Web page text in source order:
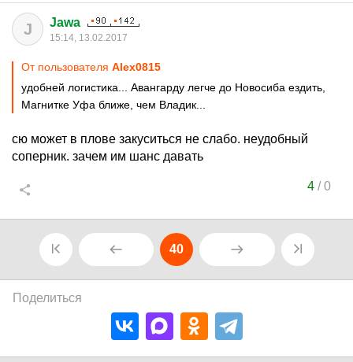
J Jawa
15:14, 13.02.2017
От пользователя Alex0815
удобней логистика... Авангарду легче до Новосиба ездить,
Магнитке Уфа ближе, чем Владик...
сю может в плове закуситься не слабо. неудобный
соперник. зачем им шанс давать
4/0
40
Поделиться